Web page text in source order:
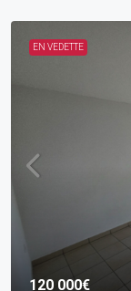
EN VEDETTE
120 000€